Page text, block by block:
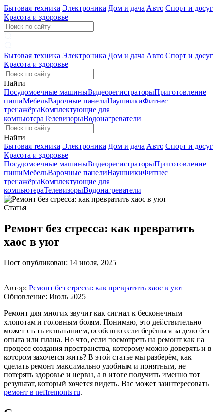
Бытовая техника Электроника Дом и дача Авто Спорт и досуг
Красота и здоровье
Бытовая техника Электроника Дом и дача Авто Спорт и досуг
Красота и здоровье
Найти
Посудомоечные машиныВидеорегистраторыПриготовление
пищиМебельВарочные панелиНаушникиФитнес
тренажёрыКомплектующие для
компьютераТелевизорыВодонагреватели
Найти
Бытовая техника Электроника Дом и дача Авто Спорт и досуг
Красота и здоровье
Посудомоечные машиныВидеорегистраторыПриготовление
пищиМебельВарочные панелиНаушникиФитнес
тренажёрыКомплектующие для
компьютераТелевизорыВодонагреватели
Статья
Ремонт без стресса: как превратить
хаос в уют
Пост опубликован: 14 июля, 2025
Автор: Ремонт без стресса: как превратить хаос в уют
Обновление: Июль 2025
Ремонт для многих звучит как сигнал к бесконечным
хлопотам и головным болям. Понимаю, это действительно
может стать испытанием, особенно если берёшься за дело без
опыта или плана. Но что, если посмотреть на ремонт как на
процесс создания пространства, которому можно доверять и в
котором захочется жить? В этой статье мы разберём, как
сделать ремонт максимально удобным и понятным, не
потерять здоровье и нервы, а в итоге получить именно тот
результат, который хочется видеть. Вас может заинтересовать
ремонт в neffremonts.ru.